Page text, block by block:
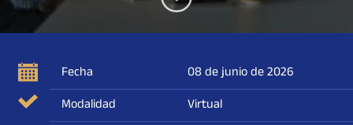
Fecha
08 de junio de 2026
Modalidad
Virtual